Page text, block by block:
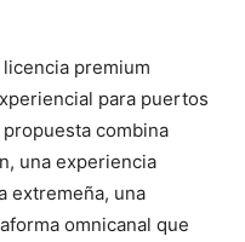
premium
para puertos
combina
una experiencia
extremeña, una
omnicanal que